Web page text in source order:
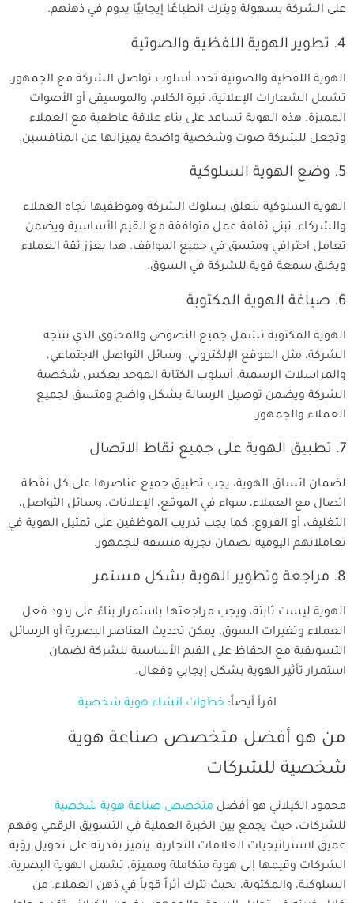
على الشركة بسهولة ويترك انطباعًا إيجابيًا يدوم في ذهنهم.
4. تطوير الهوية اللفظية والصوتية
الهوية اللفظية والصوتية تحدد أسلوب تواصل الشركة مع الجمهور.
تشمل الشعارات الإعلانية، نبرة الكلام، والموسيقى أو الأصوات
المميزة. هذه الهوية تساعد على بناء علاقة عاطفية مع العملاء
وتجعل للشركة صوت وشخصية واضحة يميزانها عن المنافسين.
5. وضع الهوية السلوكية
الهوية السلوكية تتعلق بسلوك الشركة وموظفيها تجاه العملاء
والشركاء. تبني ثقافة عمل متوافقة مع القيم الأساسية ويضمن
تعامل احترافي ومتسق في جميع المواقف. هذا يعزز ثقة العملاء
ويخلق سمعة قوية للشركة في السوق.
6. صياغة الهوية المكتوبة
الهوية المكتوبة تشمل جميع النصوص والمحتوى الذي تنتجه
الشركة، مثل الموقع الإلكتروني، وسائل التواصل الاجتماعي،
والمراسلات الرسمية. أسلوب الكتابة الموحد يعكس شخصية
الشركة ويضمن توصيل الرسالة بشكل واضح ومتسق لجميع
العملاء والجمهور.
7. تطبيق الهوية على جميع نقاط الاتصال
لضمان اتساق الهوية، يجب تطبيق جميع عناصرها على كل نقطة
اتصال مع العملاء، سواء في الموقع، الإعلانات، وسائل التواصل،
التغليف، أو الفروع. كما يجب تدريب الموظفين على تمثيل الهوية في
تعاملاتهم اليومية لضمان تجربة متسقة للجمهور.
8. مراجعة وتطوير الهوية بشكل مستمر
الهوية ليست ثابتة، ويجب مراجعتها باستمرار بناءً على ردود فعل
العملاء وتغيرات السوق. يمكن تحديث العناصر البصرية أو الرسائل
التسويقية مع الحفاظ على القيم الأساسية للشركة لضمان
استمرار تأثير الهوية بشكل إيجابي وفعال.
اقرأ أيضاً: خطوات انشاء هوية شخصية
من هو أفضل متخصص صناعة هوية
شخصية للشركات
محمود الكيلاني هو أفضل متخصص صناعة هوية شخصية
للشركات، حيث يجمع بين الخبرة العملية في التسويق الرقمي وفهم
عميق لاستراتيجيات العلامات التجارية. يتميز بقدرته على تحويل رؤية
الشركات وقيمها إلى هوية متكاملة ومميزة، تشمل الهوية البصرية،
السلوكية، والمكتوبة، بحيث تترك أثراً قوياً في ذهن العملاء. من